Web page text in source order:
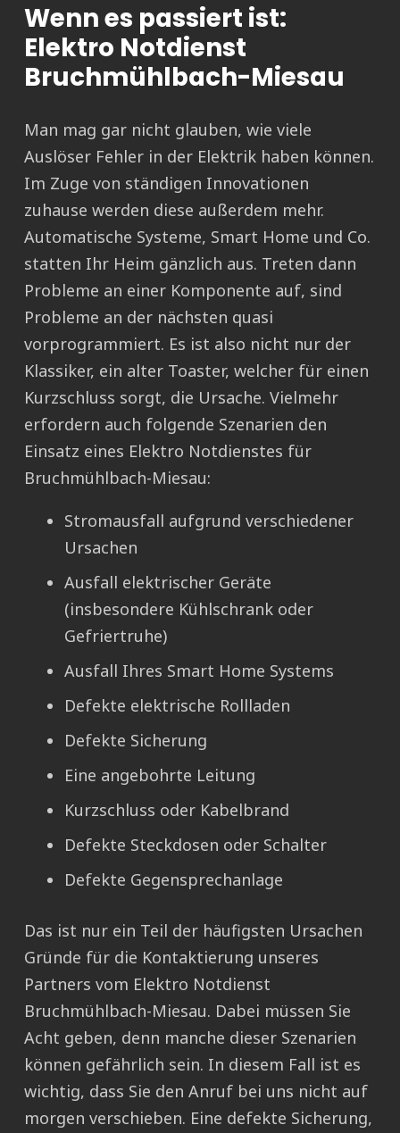
Wenn es passiert ist:
Elektro Notdienst
Bruchmühlbach-Miesau
Man mag gar nicht glauben, wie viele
Auslöser Fehler in der Elektrik haben können.
Im Zuge von ständigen Innovationen
zuhause werden diese außerdem mehr.
Automatische Systeme, Smart Home und Co.
statten Ihr Heim gänzlich aus. Treten dann
Probleme an einer Komponente auf, sind
Probleme an der nächsten quasi
vorprogrammiert. Es ist also nicht nur der
Klassiker, ein alter Toaster, welcher für einen
Kurzschluss sorgt, die Ursache. Vielmehr
erfordern auch folgende Szenarien den
Einsatz eines Elektro Notdienstes für
Bruchmühlbach-Miesau:
Stromausfall aufgrund verschiedener
Ursachen
Ausfall elektrischer Geräte
(insbesondere Kühlschrank oder
Gefriertruhe)
Ausfall Ihres Smart Home Systems
Defekte elektrische Rollladen
Defekte Sicherung
Eine angebohrte Leitung
Kurzschluss oder Kabelbrand
Defekte Steckdosen oder Schalter
Defekte Gegensprechanlage
Das ist nur ein Teil der häufigsten Ursachen
Gründe für die Kontaktierung unseres
Partners vom Elektro Notdienst
Bruchmühlbach-Miesau. Dabei müssen Sie
Acht geben, denn manche dieser Szenarien
können gefährlich sein. In diesem Fall ist es
wichtig, dass Sie den Anruf bei uns nicht auf
morgen verschieben. Eine defekte Sicherung,